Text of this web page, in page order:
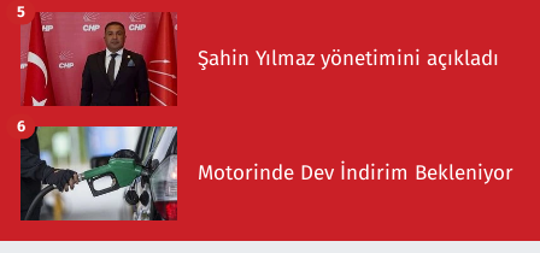
Şahin Yılmaz yönetimini açıkladı
5
Motorinde Dev İndirim Bekleniyor
6